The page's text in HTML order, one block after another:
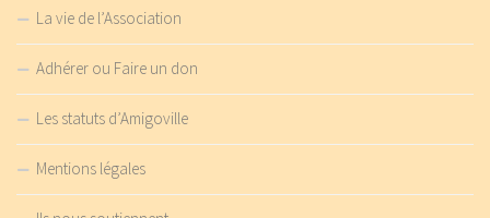
La vie de l’Association
Adhérer ou Faire un don
Les statuts d’Amigoville
Mentions légales